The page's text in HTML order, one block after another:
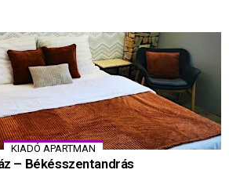
KIADÓ APARTMAN
– Békésszentandrás